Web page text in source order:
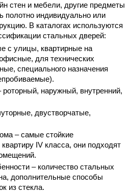
стен и мебели, другие предметы
полотно индивидуально или
В каталогах используются
стальных дверей:
с улицы, квартирные на
для технических
специального назначения
наружный, внутренний,
двустворчатые,
– самые стойкие
квартиру IV класса, они подходят
– количество стальных
дополнительные способы
из стекла.